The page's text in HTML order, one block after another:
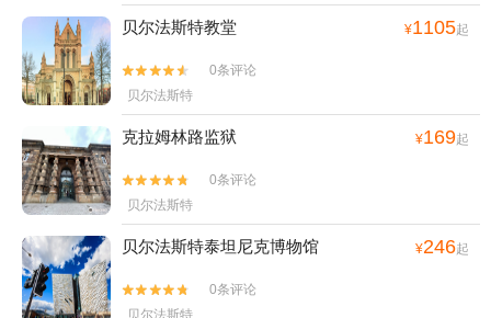
贝尔法斯特教堂 ¥1105起


0条评论
贝尔法斯特
克拉姆林路监狱 ¥169起


0条评论
贝尔法斯特
贝尔法斯特泰坦尼克博物馆 ¥246起


0条评论